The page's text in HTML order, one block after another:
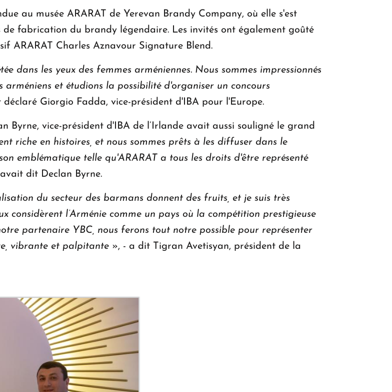
au musée ARARAT de Yerevan Brandy Company, où elle s'est
fabrication du brandy légendaire. Les invités ont également goûté
ARARAT Charles Aznavour Signature Blend.
dans les yeux des femmes arméniennes. Nous sommes impressionnés
et étudions la possibilité d'organiser un concours
déclaré Giorgio Fadda, vice-président d'IBA pour l'Europe.
Byrne, vice-président d'IBA de l’Irlande avait aussi souligné le grand
riche en histoires, et nous sommes prêts à les diffuser dans le
emblématique telle qu'ARARAT a tous les droits d'être représenté
dit Declan Byrne.
du secteur des barmans donnent des fruits, et je suis très
considèrent l’Arménie comme un pays où la compétition prestigieuse
partenaire YBC, nous ferons tout notre possible pour représenter
vibrante et palpitante », - a dit Tigran Avetisyan, président de la